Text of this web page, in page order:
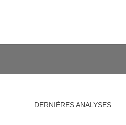
DERNIÈRES ANALYSES